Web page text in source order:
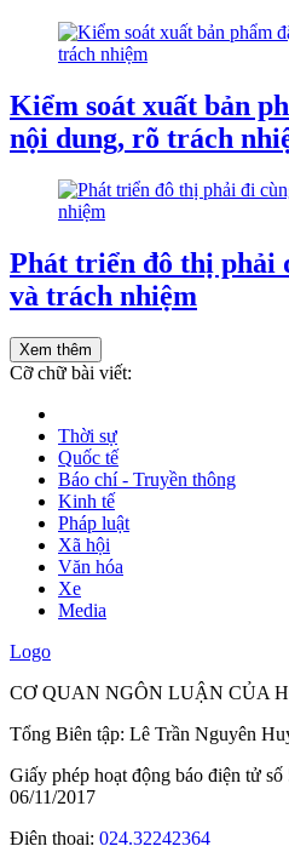
Kiểm soát xuất bản
nội dung, rõ trách
Phát triển đô thị phải
và trách nhiệm
Xem thêm
Cỡ chữ bài viết:
Thời sự
Quốc tế
Báo chí - Truyền thông
Kinh tế
Pháp luật
Xã hội
Văn hóa
Xe
Media
Logo
CƠ QUAN NGÔN LUẬN CỦA
Tổng Biên tập: Lê Trần Nguyên
Giấy phép hoạt động báo điện tử
06/11/2017
Điện thoại: 024.32242364